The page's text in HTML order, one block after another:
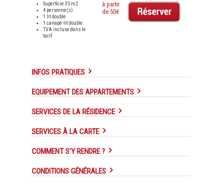
Superficie 35 m2
4 personne(s)
1 lit double
1 canapé-lit double
TVA incluse dans le
tarif
à partir
de 50€
INFOS PRATIQUES
EQUIPEMENT DES APPARTEMENTS
SERVICES DE LA RÉSIDENCE
SERVICES À LA CARTE
COMMENT S'Y RENDRE ?
CONDITIONS GÉNÉRALES